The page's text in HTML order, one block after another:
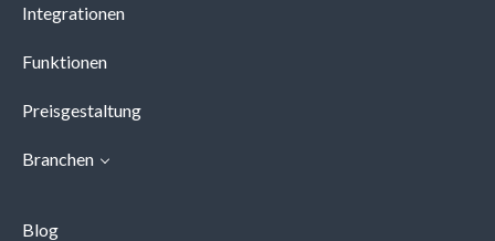
Integrationen
Funktionen
Preisgestaltung
Branchen
Blog